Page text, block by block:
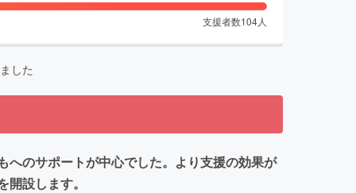
支援者数104人
した
へのサポートが中心でした。より支援の効果が
設します。